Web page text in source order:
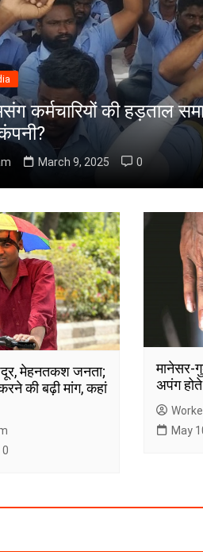
कर्मचारियों की हड़ताल
March 9, 2025 0
मेहनतकश जनता;
की बढ़ी मांग, कहां
0
मानेसर-
अपंग होते
May